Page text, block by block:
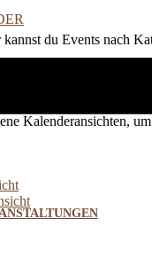
du Events nach
Kalenderansichten,